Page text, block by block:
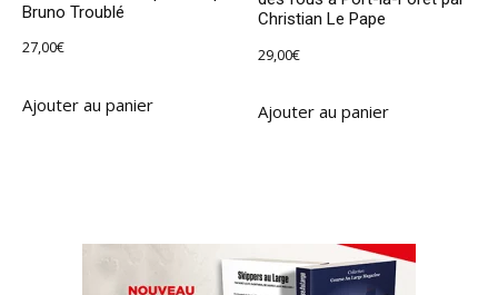
Bruno Troublé
27,00€
Ajouter au panier
Christian Le Pape
29,00€
Ajouter au panier